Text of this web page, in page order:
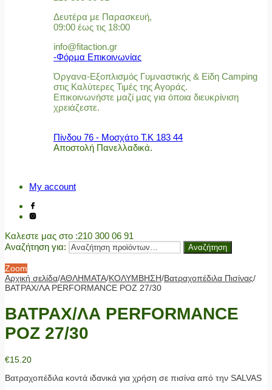
Δευτέρα με Παρασκευή,
09:00 έως τις 18:00
info@fitaction.gr
-Φόρμα Επικοινωνίας
Όργανα-Εξοπλισμός Γυμναστικής & Είδη Camping
στις Καλύτερες Τιμές της Αγοράς.
Επικοινωνήστε μαζί μας για όποια διευκρίνιση
χρειάζεστε.
Πίνδου 76 - Μοσχάτο Τ.Κ 183 44
Αποστολή Πανελλαδικά.
My account
Καλεστε μας στο :210 300 06 91
Αναζήτηση για:
Αναζήτηση
Zoom
Αρχική σελίδα/ΑΘΛΗΜΑΤΑ/ΚΟΛΥΜΒΗΣΗ/Βατραχοπέδιλα Πισίνας/
ΒΑΤΡΑΧ/ΛΑ PERFORMANCE ΡΟΖ 27/30
ΒΑΤΡΑΧ/ΛΑ PERFORMANCE
ΡΟΖ 27/30
€15.20
Βατραχοπέδιλα κοντά ιδανικά για χρήση σε πισίνα από την SALVAS